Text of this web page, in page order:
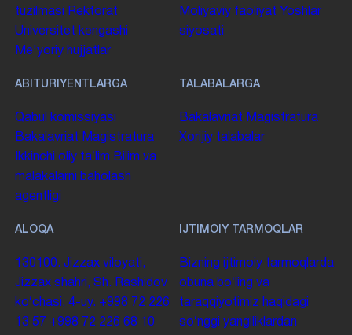
tuzilmasi
Rektorat
Universitet kengashi
Me'yoriy hujjatlar
Moliyaviy faoliyat Yoshlar
siyosati
ABITURIYENTLARGA
Qabul komissiyasi
Bakalavriat Magistratura
Ikkinchi oliy taʼlim Bilim va
malakalarni baholash
agentligi
TALABALARGA
Bakalavriat Magistratura
Xorijiy talabalar
ALOQA
130100. Jizzax viloyati,
Jizzax shahri, Sh. Rashidov
koʻchasi, 4-uy. +998 72 226
13 57 +998 72 226 68 10
IJTIMOIY TARMOQLAR
Bizning ijtimoiy tarmoqlarda
obuna boʻling va
taraqqiyotimiz haqidagi
soʻnggi yangiliklardan